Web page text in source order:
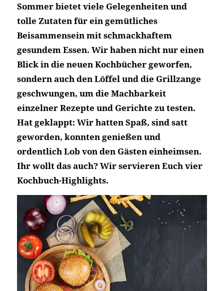
Sommer bietet viele Gelegenheiten und
tolle Zutaten für ein gemütliches
Beisammensein mit schmackhaftem
gesundem Essen. Wir haben nicht nur einen
Blick in die neuen Kochbücher geworfen,
sondern auch den Löffel und die Grillzange
geschwungen, um die Machbarkeit
einzelner Rezepte und Gerichte zu testen.
Hat geklappt: Wir hatten Spaß, sind satt
geworden, konnten genießen und
ordentlich Lob von den Gästen einheimsen.
Ihr wollt das auch? Wir servieren Euch vier
Kochbuch-Highlights.